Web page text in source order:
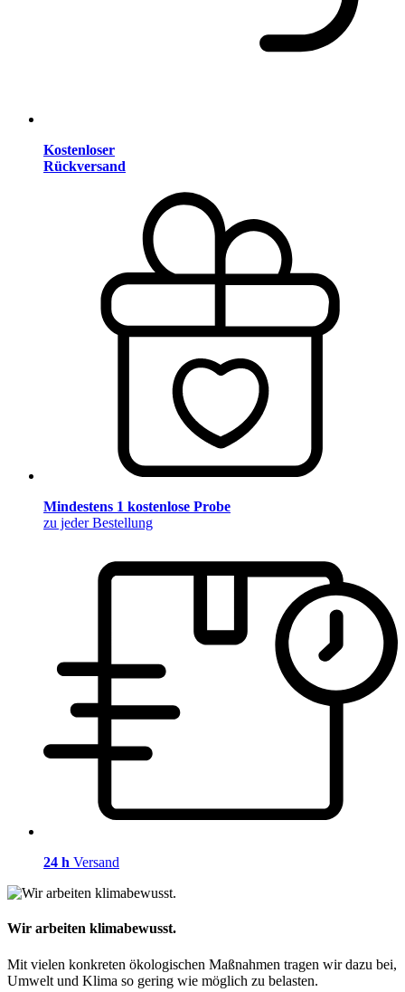
Kostenloser
Rückversand
Mindestens 1 kostenlose Probe
zu jeder Bestellung
24 h Versand
Wir arbeiten klimabewusst.
Mit vielen konkreten ökologischen Maßnahmen tragen wir dazu bei,
Umwelt und Klima so gering wie möglich zu belasten.